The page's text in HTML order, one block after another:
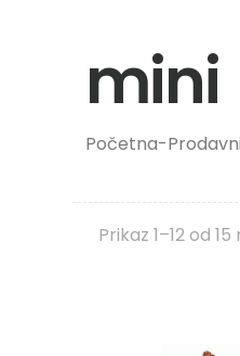
mini
Početna-
Prikaz 1–12 od